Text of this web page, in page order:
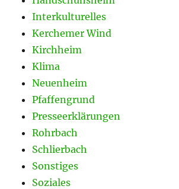
Interkulturelles
Kerchemer Wind
Kirchheim
Klima
Neuenheim
Pfaffengrund
Presseerklärungen
Rohrbach
Schlierbach
Sonstiges
Soziales